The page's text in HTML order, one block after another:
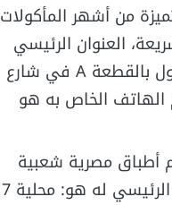
من أشهر المأكولات
العنوان الرئيسي
له هو: القطامية داون تاون مول بالقطعة A في شارع
الهاتف الخاص به هو
أطباق مصرية شعبية
منها الفول والفلافل، العنوان الرئيسي له هو: محلية 7